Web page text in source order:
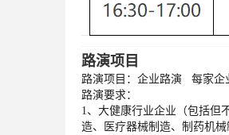
路演项目
路演项目：企业路演 每家企
路演要求：
1、大健康行业企业（包括但
造、医疗器械制造、制药机